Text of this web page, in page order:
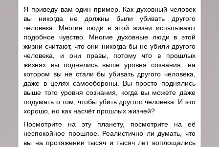
Я приведу вам один пример. Как духовный человек
вы никогда не должны были убивать другого
человека. Многие люди в этой жизни испытывают
подобное чувство. Многие духовные люди в этой
жизни считают, что они никогда бы не убили другого
человека, и они правы, потому что в прошлых
жизнях вы поднялись выше уровня сознания, на
котором вы не стали бы убивать другого человека,
даже в целях самообороны. Вы просто поднялись
выше того уровня сознания, когда вы можете даже
подумать о том, чтобы убить другого человека. И это
хорошо, но как насчёт прошлых жизней?
Посмотрите на эту планету, посмотрите на её
неспокойное прошлое. Реалистично ли думать, что
вы на протяжении тысяч и тысяч лет воплощались